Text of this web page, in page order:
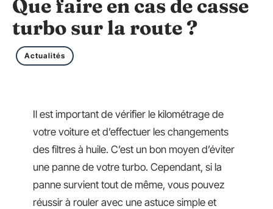
Que faire en cas de casse
turbo sur la route ?
Actualités
Il est important de vérifier le kilométrage de
votre voiture et d’effectuer les changements
des filtres à huile. C’est un bon moyen d’éviter
une panne de votre turbo. Cependant, si la
panne survient tout de même, vous pouvez
réussir à rouler avec une astuce simple et